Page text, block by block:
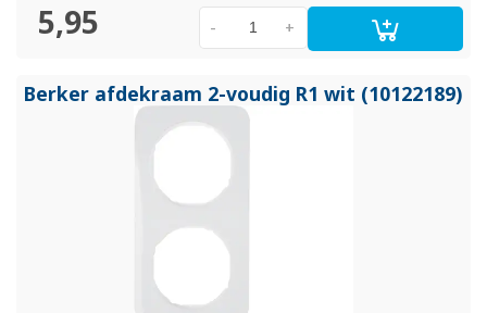
5,95 +
-
Berker afdekraam 2-voudig R1 wit (10122189)